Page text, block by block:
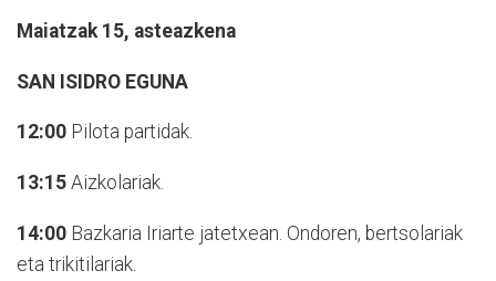
Maiatzak 15, asteazkena
SAN ISIDRO EGUNA
12:00 Pilota partidak.
13:15 Aizkolariak.
14:00 Bazkaria Iriarte jatetxean. Ondoren, bertsolariak
eta trikitilariak.